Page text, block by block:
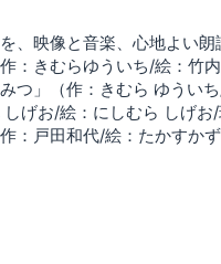
、映像と音楽、心地よい
：きむらゆういち/絵：竹
つ」（作：きむら ゆうい
しげお/絵：にしむら しげお
：戸田和代/絵：たかすか